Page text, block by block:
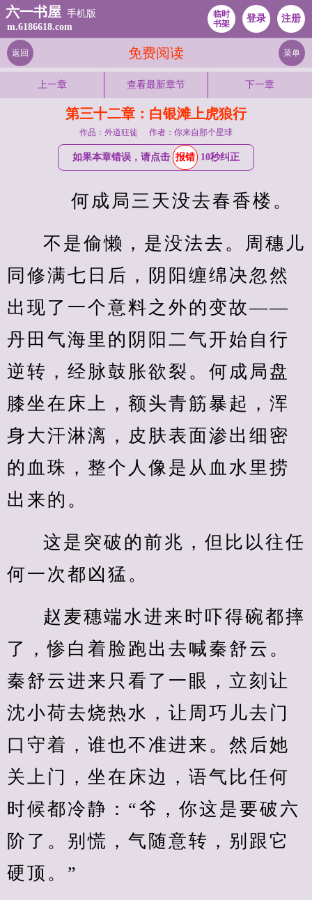
六一书屋 手机版
m.6186618.com
临时
书架
登录 注册
免费阅读
返回 菜单
上一章 查看最新章节 下一章
第三十二章：白银滩上虎狼行
作品：外道狂徒 作者：你来自那个星球
如果本章错误，请点击 报错 10秒纠正
    何成局三天没去春香楼。
不是偷懒，是没法去。周穗儿
同修满七日后，阴阳缠绵决忽然
出现了一个意料之外的变故——
丹田气海里的阴阳二气开始自行
逆转，经脉鼓胀欲裂。何成局盘
膝坐在床上，额头青筋暴起，浑
身大汗淋漓，皮肤表面渗出细密
的血珠，整个人像是从血水里捞
出来的。
这是突破的前兆，但比以往任
何一次都凶猛。
赵麦穗端水进来时吓得碗都摔
了，惨白着脸跑出去喊秦舒云。
秦舒云进来只看了一眼，立刻让
沈小荷去烧热水，让周巧儿去门
口守着，谁也不准进来。然后她
关上门，坐在床边，语气比任何
时候都冷静：“爷，你这是要破六
阶了。别慌，气随意转，别跟它
硬顶。”